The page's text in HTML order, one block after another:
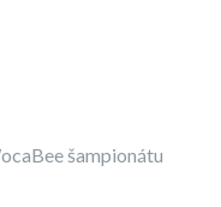
šampionátu